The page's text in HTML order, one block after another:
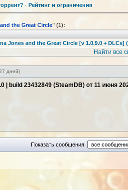
· Рейтинг и ограничения
the Great Circle" (1):
Jones and the Great Circle [v 1.0.9.0 + DLCs]
Найти все
дней)
| build 23432849 (SteamDB) от 11 июня
Показать сообщения: